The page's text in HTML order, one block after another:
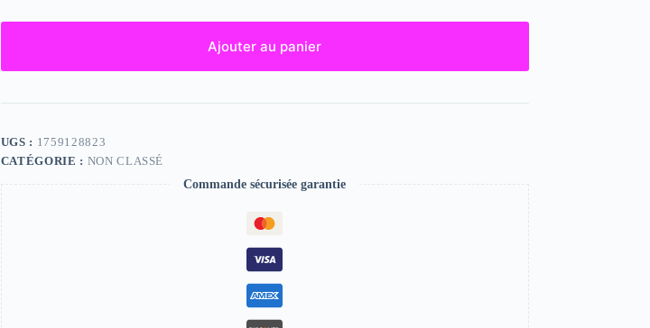
Ajouter au panier
UGS : 1759128823
CATÉGORIE : NON CLASSÉ
Commande sécurisée garantie